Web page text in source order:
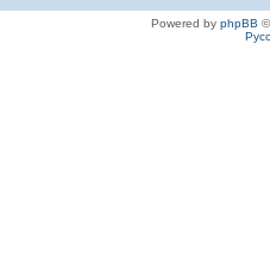
Powered by phpBB